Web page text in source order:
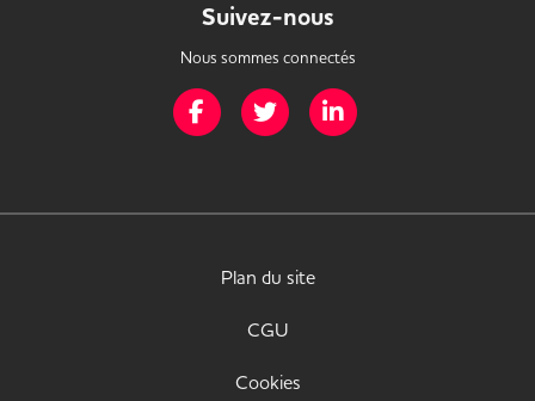
Suivez-nous
Nous sommes connectés
Page Facebook de Mission Handicap
Page Twitter de Mission Handicap
Plan du site
CGU
Cookies